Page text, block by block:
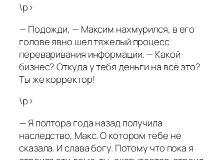
\p>
— Подожди, — Максим нахмурился, в его
голове явно шел тяжелый процесс
переваривания информации. — Какой
бизнес? Откуда у тебя деньги на всё это?
Ты же корректор!
\p>
— Я полтора года назад получила
наследство, Макс. О котором тебе не
сказала. И слава богу. Потому что пока я